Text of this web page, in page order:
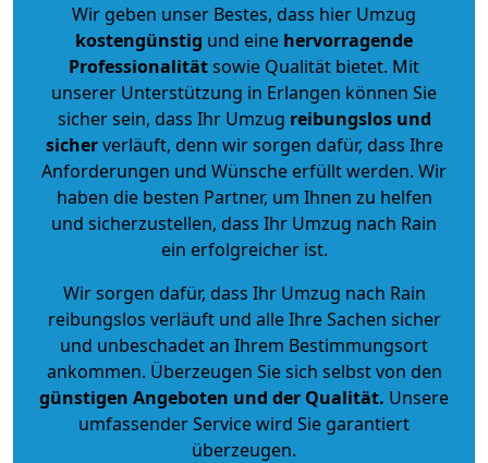
Wir geben unser Bestes, dass hier Umzug
kostengünstig und eine hervorragende
Professionalitätsowie Qualität bietet. Mit
unserer Unterstützung in Erlangen können Sie
sicher sein, dass Ihr Umzug reibungslos und
sicherverläuft, denn wir sorgen dafür, dass Ihre
Anforderungen und Wünsche erfüllt werden. Wir
haben die besten Partner, um Ihnen zu helfen
und sicherzustellen, dass Ihr Umzug nach Rain
ein erfolgreicher ist.
Wir sorgen dafür, dass Ihr Umzug nach Rain
reibungslos verläuft und alle Ihre Sachen sicher
und unbeschadet an Ihrem Bestimmungsort
ankommen. Überzeugen Sie sich selbst von den
günstigen Angeboten und der Qualität. Unsere
umfassender Service wird Sie garantiert
überzeugen.